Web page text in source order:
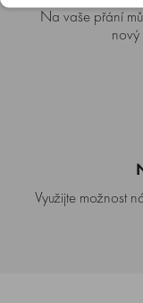
Na vaše přání
nový
Využijte možnost